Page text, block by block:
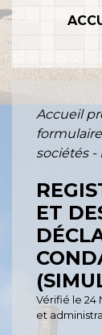
Accueil
sociétés
ET
Vérifié le 24
et